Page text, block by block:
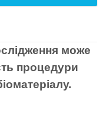
може
процедури